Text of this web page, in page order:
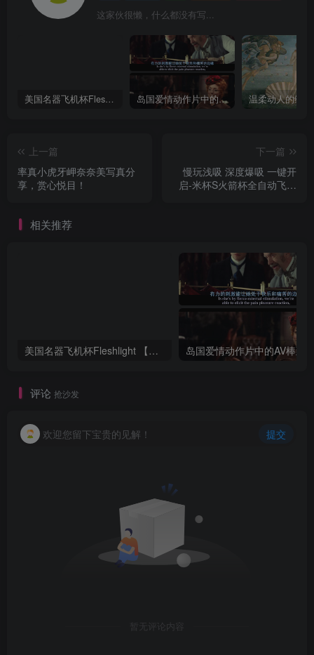
这家伙很懒，什么都没有写...
美国名器飞机杯Fleshlight 【Quickshot-Vantage 双头飞机杯】完全评测 岛国爱情动作片中的AV棒到底有多猛？成人用品震动棒的发展史！
上一篇
率真小虎牙岬奈奈美写真分
享，赏心悦目！
下一篇
慢玩浅吸 深度爆吸 一键开
启-米杯S火箭杯全自动飞机
相关推荐
美国名器飞机杯Fleshlight 【Quickshot-Vantage 双头飞机杯】完全评测
评论 抢沙发
欢迎您留下宝贵的见解！ 提交
暂无评论内容